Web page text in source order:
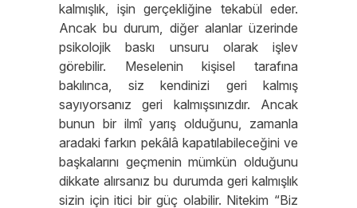
kalmışlık, işin gerçekliğine tekabül eder.
Ancak bu durum, diğer alanlar üzerinde
psikolojik baskı unsuru olarak işlev
görebilir. Meselenin kişisel tarafına
bakılınca, siz kendinizi geri kalmış
sayıyorsanız geri kalmışsınızdır. Ancak
bunun bir ilmî yarış olduğunu, zamanla
aradaki farkın pekâlâ kapatılabileceğini ve
başkalarını geçmenin mümkün olduğunu
dikkate alırsanız bu durumda geri kalmışlık
sizin için itici bir güç olabilir. Nitekim “Biz